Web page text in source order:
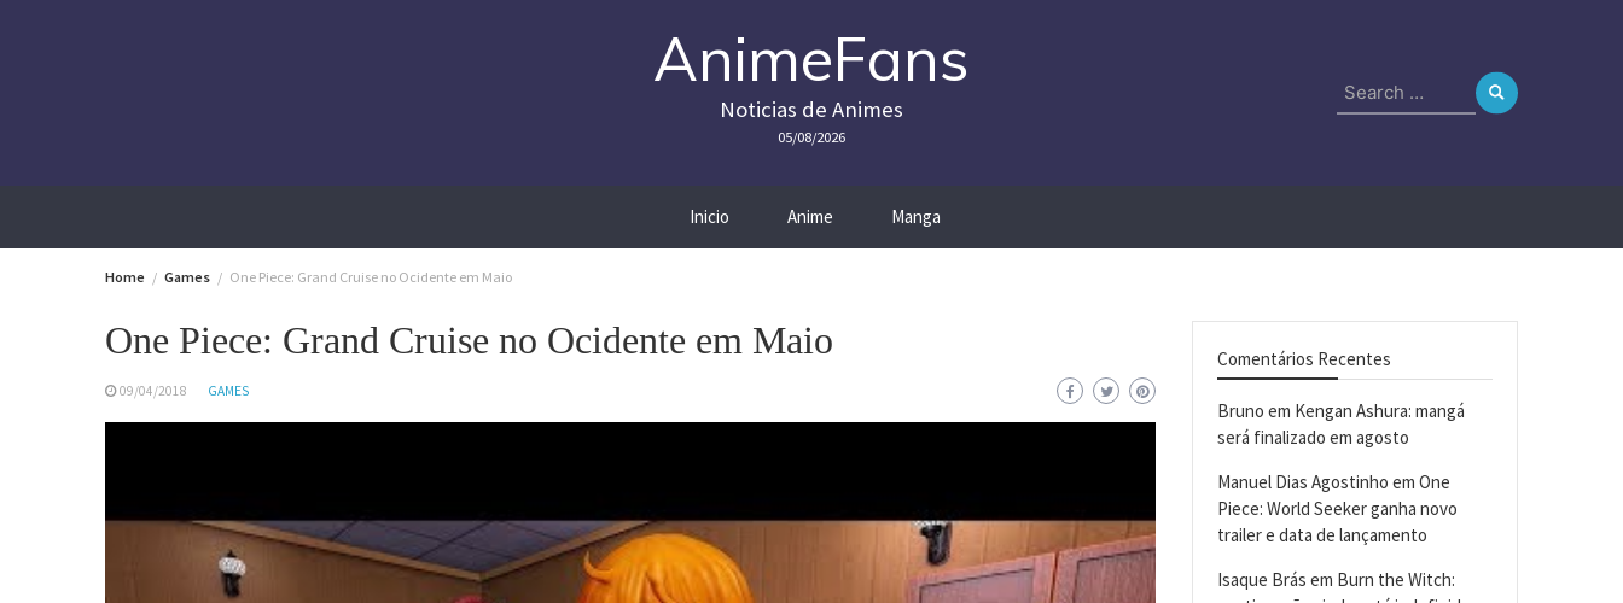
AnimeFans
Noticias de Animes
05/08/2026
Search
for:
Inicio Anime Manga
Home Games One Piece: Grand Cruise no Ocidente em Maio
One Piece: Grand Cruise no Ocidente em Maio
09/04/2018 GAMES
Comentários Recentes
Bruno em Kengan Ashura: mangá
será finalizado em agosto
Manuel Dias Agostinho em One
Piece: World Seeker ganha novo
trailer e data de lançamento
Isaque Brás em Burn the Witch: